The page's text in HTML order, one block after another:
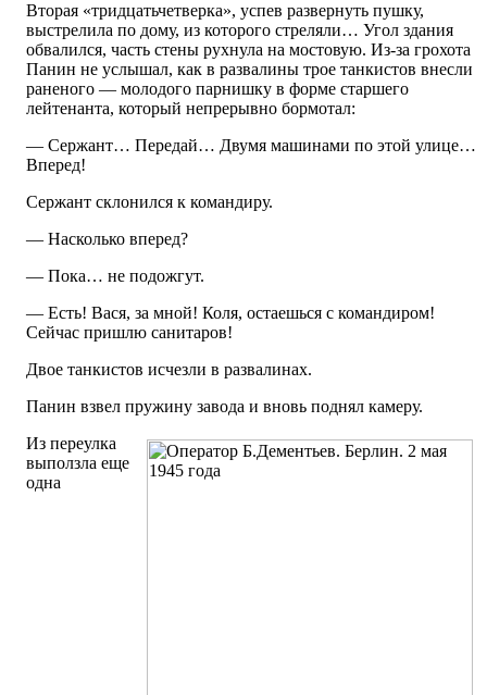
Вторая «тридцатьчетверка», успев развернуть пушку,
выстрелила по дому, из которого стреляли… Угол здания
обвалился, часть стены рухнула на мостовую. Из-за грохота
Панин не услышал, как в развалины трое танкистов внесли
раненого — молодого парнишку в форме старшего
лейтенанта, который непрерывно бормотал:
— Сержант… Передай… Двумя машинами по этой улице…
Вперед!
Сержант склонился к командиру.
— Насколько вперед?
— Пока… не подожгут.
— Есть! Вася, за мной! Коля, остаешься с командиром!
Сейчас пришлю санитаров!
Двое танкистов исчезли в развалинах.
Панин взвел пружину завода и вновь поднял камеру.
Из переулка
выползла еще
одна